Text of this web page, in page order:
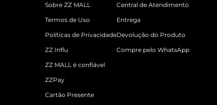
Sobre ZZ MALL
Termos de Uso
Políticas de Privacidade
ZZ Influ
ZZ MALL é confiável
ZZPay
Cartão Presente
Central de Atendimento
Entrega
Devolução do Produto
Compre pelo WhatsApp